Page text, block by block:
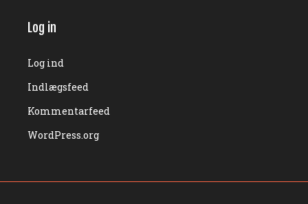
Log in
Log ind
Indlægsfeed
Kommentarfeed
WordPress.org